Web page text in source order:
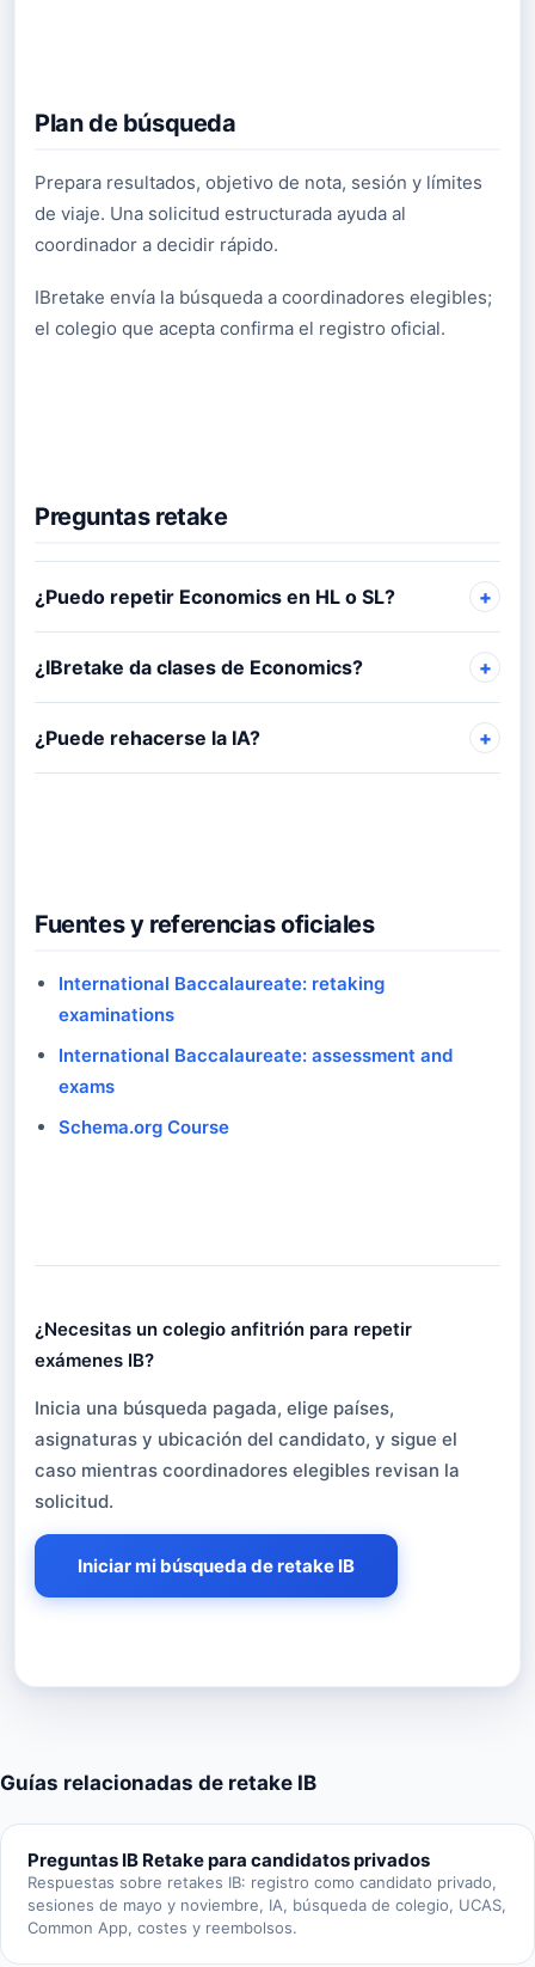
Plan de búsqueda
Prepara resultados, objetivo de nota, sesión y límites
de viaje. Una solicitud estructurada ayuda al
coordinador a decidir rápido.
IBretake envía la búsqueda a coordinadores elegibles;
el colegio que acepta confirma el registro oficial.
Preguntas retake
¿Puedo repetir Economics en HL o SL?
¿IBretake da clases de Economics?
¿Puede rehacerse la IA?
Fuentes y referencias oficiales
International Baccalaureate: retaking
examinations
International Baccalaureate: assessment and
exams
Schema.org Course
¿Necesitas un colegio anfitrión para repetir
¿Necesitas un colegio anfitrión para repetir
exámenes IB?
Inicia una búsqueda pagada, elige países,
asignaturas y ubicación del candidato, y sigue el
caso mientras coordinadores elegibles revisan la
solicitud.
Iniciar mi búsqueda de retake IB
Guías relacionadas de retake IB
Preguntas IB Retake para candidatos privados
Respuestas sobre retakes IB: registro como candidato privado,
sesiones de mayo y noviembre, IA, búsqueda de colegio, UCAS,
Common App, costes y reembolsos.